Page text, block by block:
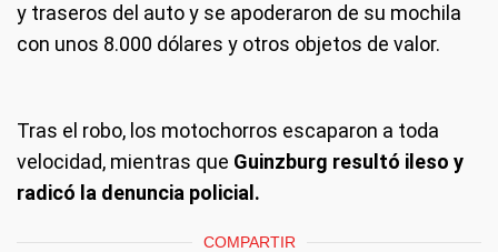
y traseros del auto y se apoderaron de su mochila
con unos 8.000 dólares y otros objetos de valor.
Tras el robo, los motochorros escaparon a toda
velocidad, mientras que Guinzburg resultó ileso y
radicó la denuncia policial.
COMPARTIR